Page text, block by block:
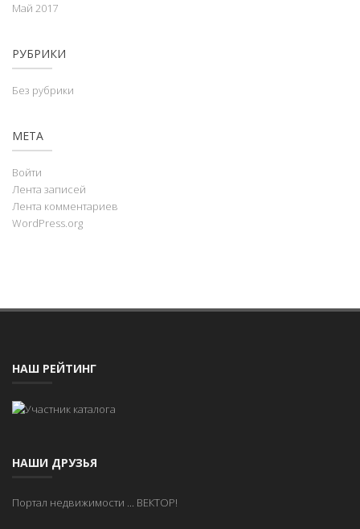
Май 2017
РУБРИКИ
Без рубрики
МЕТА
Войти
Лента записей
Лента комментариев
WordPress.org
НАШ РЕЙТИНГ
НАШИ ДРУЗЬЯ
Портал недвижимости ... ВЕКТОР!